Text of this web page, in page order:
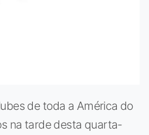
de toda a América do
na tarde desta quarta-